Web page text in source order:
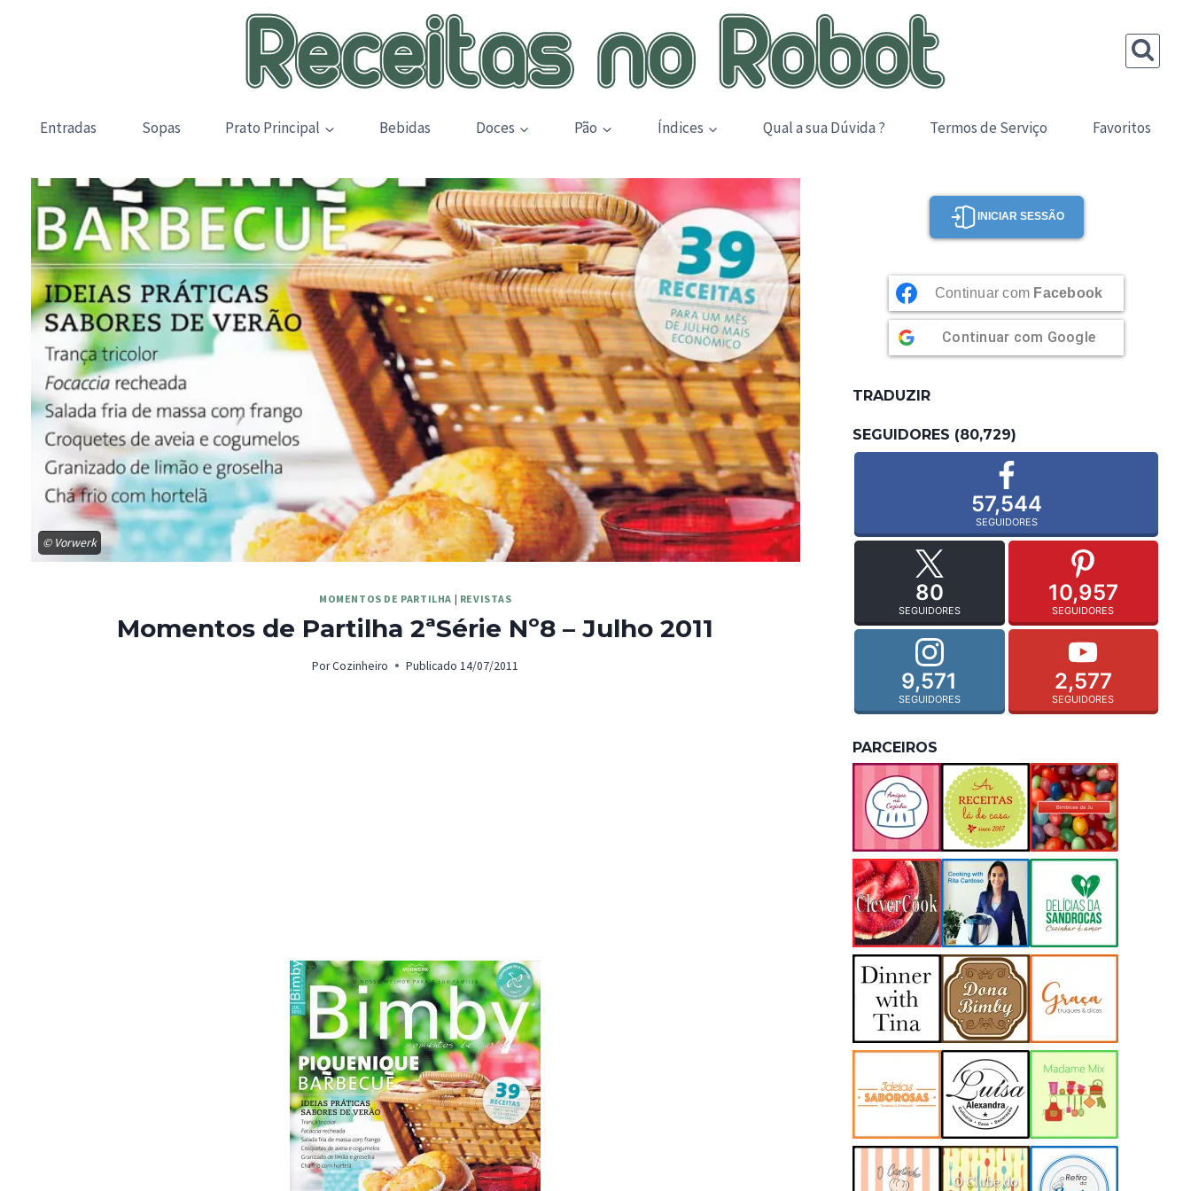
Entradas Sopas Prato Principal Bebidas Doces Pão Índices Qual a sua Dúvida ? Termos de Serviço Favoritos
© Vorwerk
MOMENTOS DE PARTILHA | REVISTAS
Momentos de Partilha 2ªSérie Nº8 – Julho 2011
PorCozinheiro Publicado 14/07/2011
INICIAR SESSÃO
Continuar com Facebook
Continuar com Google
TRADUZIR
SEGUIDORES (80,729)
57,544
SEGUIDORES
80
SEGUIDORES
10,957
SEGUIDORES
9,571
SEGUIDORES
2,577
SEGUIDORES
PARCEIROS